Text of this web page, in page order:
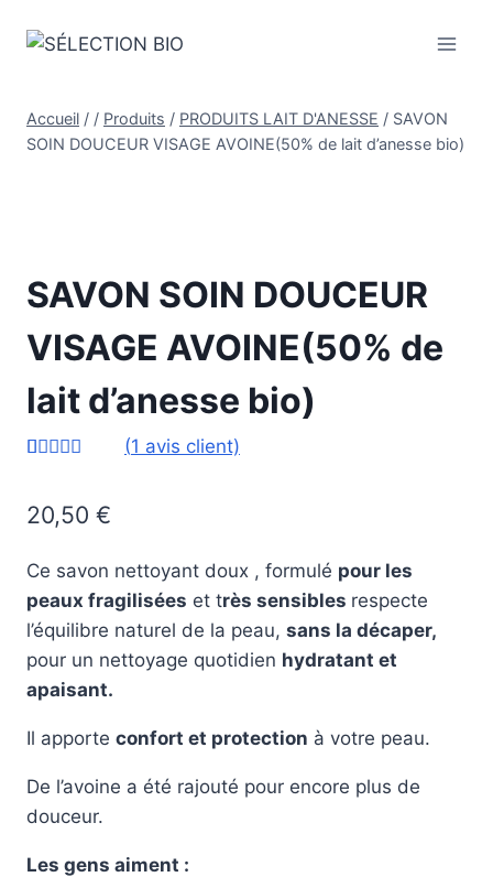
Accueil / / Produits / PRODUITS LAIT D'ANESSE / SAVON
SOIN DOUCEUR VISAGE AVOINE(50% de lait d’anesse bio)
SAVON SOIN DOUCEUR
VISAGE AVOINE(50% de
lait d’anesse bio)
sur notation
client
(1 avis client)
20,50 €
Ce savon nettoyant doux , formulé pour les
peaux fragilisées et très sensibles respecte
l’équilibre naturel de la peau, sans la décaper,
pour un nettoyage quotidien hydratant et
apaisant.
Il apporte confort et protection à votre peau.
De l’avoine a été rajouté pour encore plus de
douceur.
Les gens aiment :